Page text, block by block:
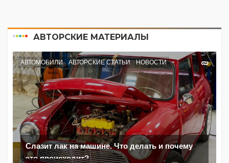
АВТОРСКИЕ МАТЕРИАЛЫ
АВТОМОБИЛИ АВТОРСКИЕ СТАТЬИ НОВОСТИ
Слазит лак на машине. Что делать и почему
это происходит?